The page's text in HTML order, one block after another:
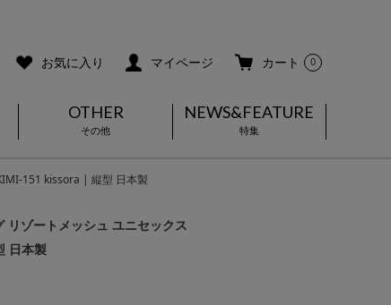
お気に入り マイページ カート 0
OTHER
その他
NEWS&FEATURE
特集
151 kissora | 縦型 日本製
リゾートメッシュ ユニセックス
日本製